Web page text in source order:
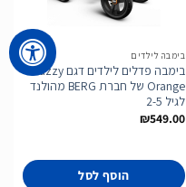
בימבה לילדים
בימבה פדלים לילדים דגם Buzzy
Orange של חברת BERG מהולנד
לגיל 2-5
₪549.00
הוסף לסל